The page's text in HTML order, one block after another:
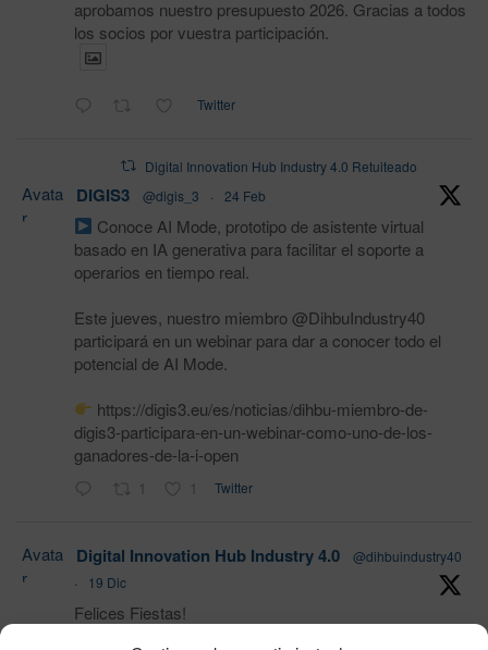
aprobamos nuestro presupuesto 2026. Gracias a todos
los socios por vuestra participación.
Twitter
Digital Innovation Hub Industry 4.0 Retuiteado
Avata
r
DIGIS3 @digis_3 · 24 Feb
Conoce AI Mode, prototipo de asistente virtual
basado en IA generativa para facilitar el soporte a
operarios en tiempo real.
Este jueves, nuestro miembro @DihbuIndustry40
participará en un webinar para dar a conocer todo el
potencial de AI Mode.
https://digis3.eu/es/noticias/dihbu-miembro-de-
digis3-participara-en-un-webinar-como-uno-de-los-
ganadores-de-la-i-open
1 1 Twitter
Avata
r
Digital Innovation Hub Industry 4.0
@dihbuindustry40
·
19 Dic
Felices Fiestas!